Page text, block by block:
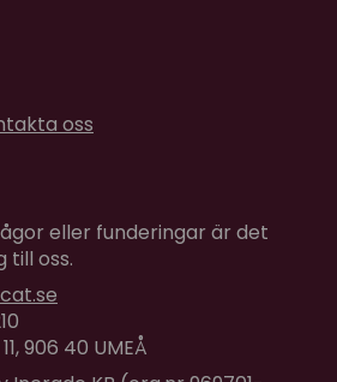
oss
eller funderingar är det
till oss.
906 40 UMEÅ